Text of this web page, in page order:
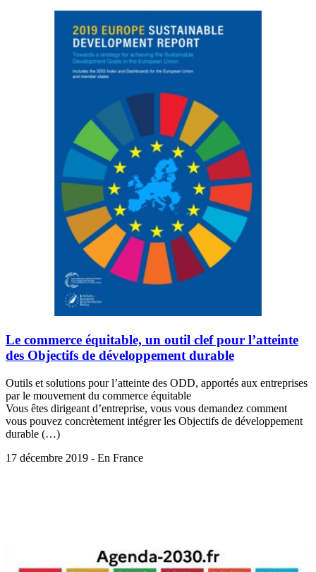
Le commerce équitable, un outil clef pour l’atteinte
des Objectifs de développement durable
Outils et solutions pour l’atteinte des ODD, apportés aux entreprises
par le mouvement du commerce équitable
Vous êtes dirigeant d’entreprise, vous vous demandez comment
vous pouvez concrètement intégrer les Objectifs de développement
durable (…)
17 décembre 2019 - En France